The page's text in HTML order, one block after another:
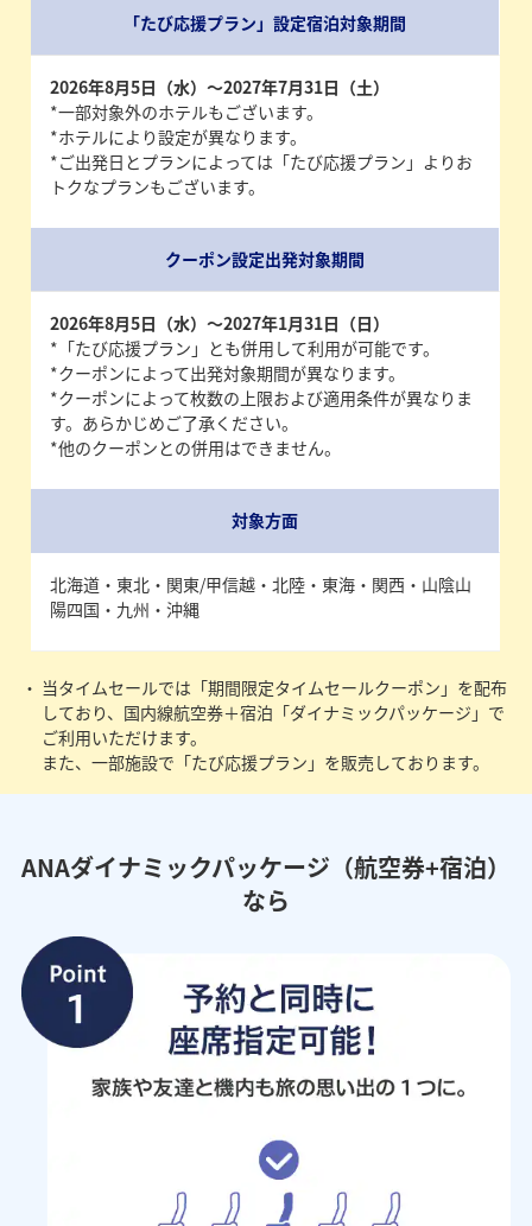
「たび応援プラン」設定宿泊対象期間
2026年8月5日（水）～2027年7月31日（土）
*一部対象外のホテルもございます。
*ホテルにより設定が異なります。
*ご出発日とプランによっては「たび応援プラン」よりお
トクなプランもございます。
クーポン設定出発対象期間
2026年8月5日（水）～2027年1月31日（日）
*「たび応援プラン」とも併用して利用が可能です。
*クーポンによって出発対象期間が異なります。
*クーポンによって枚数の上限および適用条件が異なりま
す。あらかじめご了承ください。
*他のクーポンとの併用はできません。
対象方面
北海道・東北・関東/甲信越・北陸・東海・関西・山陰山
陽四国・九州・沖縄
当タイムセールでは「期間限定タイムセールクーポン」を配布
しており、国内線航空券＋宿泊「ダイナミックパッケージ」で
ご利用いただけます。
また、一部施設で「たび応援プラン」を販売しております。
ANAダイナミックパッケージ（航空券+宿泊）
なら